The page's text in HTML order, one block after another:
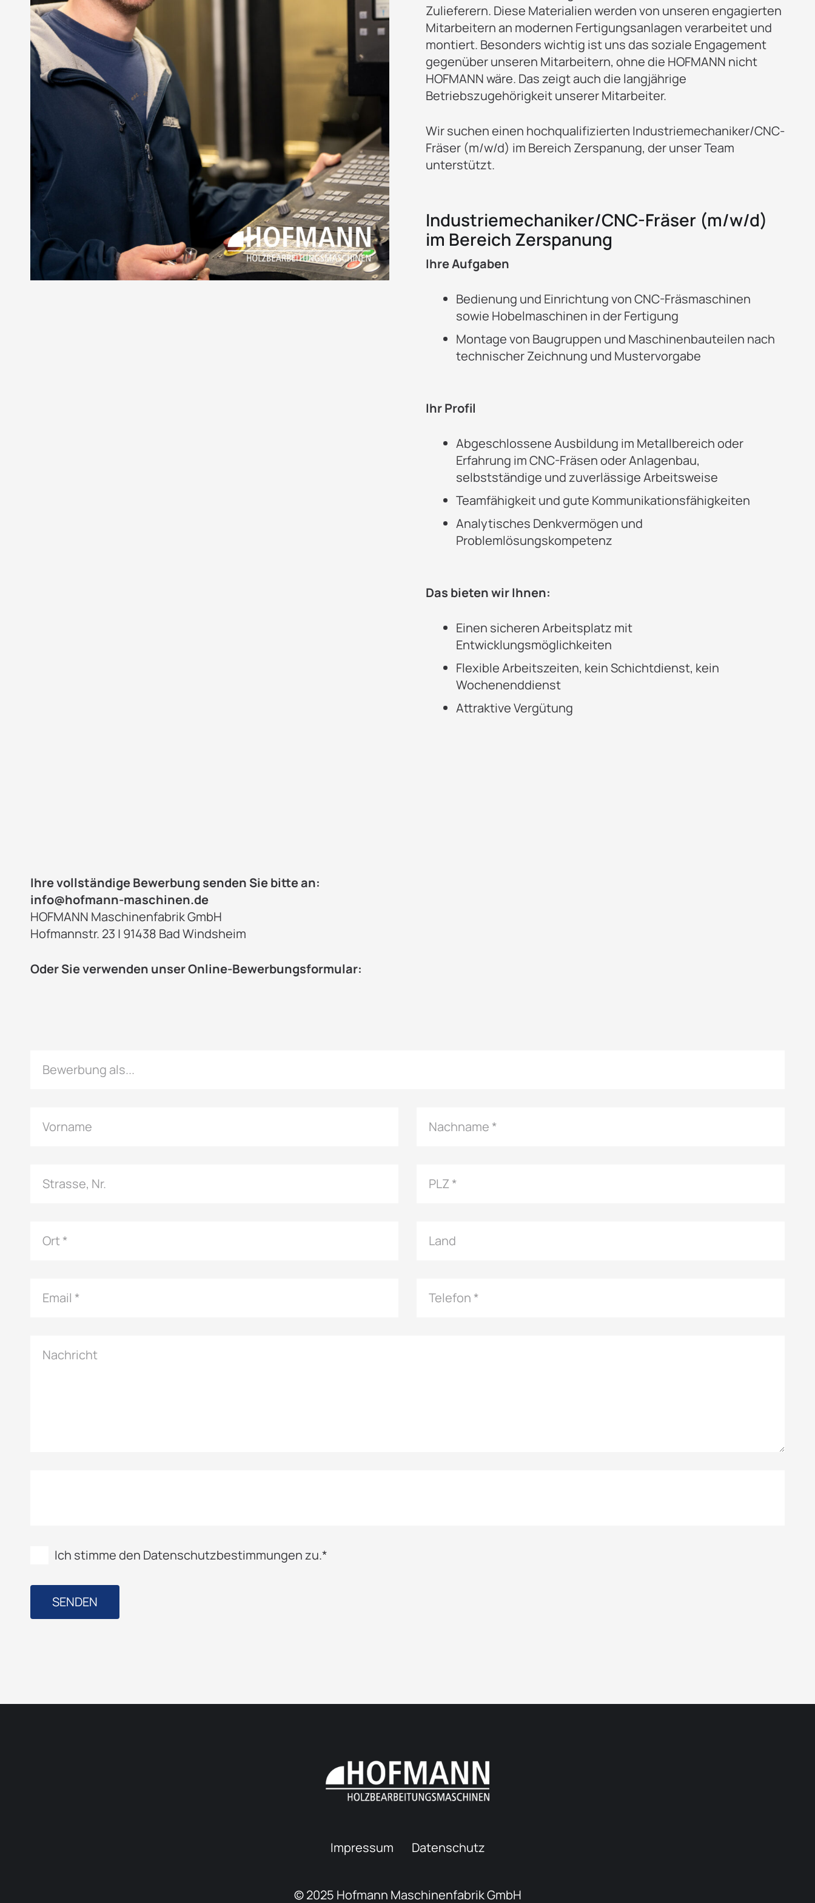
Zulieferern. Diese Materialien werden von unseren engagierten
Mitarbeitern an modernen Fertigungsanlagen verarbeitet und
montiert. Besonders wichtig ist uns das soziale Engagement
gegenüber unseren Mitarbeitern, ohne die HOFMANN nicht
HOFMANN wäre. Das zeigt auch die langjährige
Betriebszugehörigkeit unserer Mitarbeiter.
Wir suchen einen hochqualifizierten Industriemechaniker/CNC-
Fräser (m/w/d) im Bereich Zerspanung, der unser Team
unterstützt.
Industriemechaniker/CNC-Fräser (m/w/d)
im Bereich Zerspanung
Ihre Aufgaben
Bedienung und Einrichtung von CNC-Fräsmaschinen
sowie Hobelmaschinen in der Fertigung
Montage von Baugruppen und Maschinenbauteilen nach
technischer Zeichnung und Mustervorgabe
Ihr Profil
Abgeschlossene Ausbildung im Metallbereich oder
Erfahrung im CNC-Fräsen oder Anlagenbau,
selbstständige und zuverlässige Arbeitsweise
Teamfähigkeit und gute Kommunikationsfähigkeiten
Analytisches Denkvermögen und
Problemlösungskompetenz
Das bieten wir Ihnen:
Einen sicheren Arbeitsplatz mit
Entwicklungsmöglichkeiten
Flexible Arbeitszeiten, kein Schichtdienst, kein
Wochenenddienst
Attraktive Vergütung
Ihre vollständige Bewerbung senden Sie bitte an:
info@hofmann-maschinen.de
HOFMANN Maschinenfabrik GmbH
Hofmannstr. 23 | 91438 Bad Windsheim
Oder Sie verwenden unser Online-Bewerbungsformular:
Ich stimme den Datenschutzbestimmungen zu.*
SENDEN
Impressum Datenschutz
© 2025 Hofmann Maschinenfabrik GmbH